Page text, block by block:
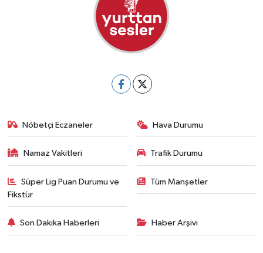
Nöbetçi Eczaneler Hava Durumu
Namaz Vakitleri Trafik Durumu
Süper Lig Puan Durumu ve
Fikstür
Tüm Manşetler
Son Dakika Haberleri Haber Arşivi